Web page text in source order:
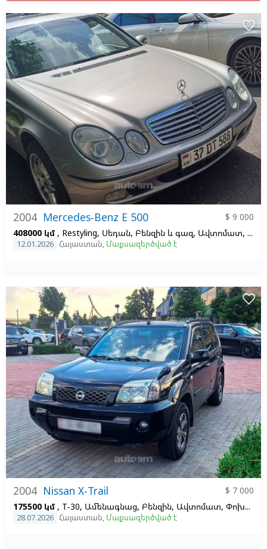
2004 Mercedes-Benz E 500
$ 9 000
408000 կմ , Restyling, Սեդան, Բենզին և գազ, Ավտոմատ, Ձախ,
12.01.2026 Հայաստան, Մաքսազերծված է
favorite_border
2004 Nissan X-Trail
$ 7 000
175500 կմ , T-30, Ամենագնաց, Բենզին, Ավտոմատ, Փոխված աջից ձախ,
28.07.2026 Հայաստան, Մաքսազերծված է
favorite_border